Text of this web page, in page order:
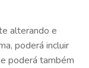
alterando e
poderá incluir
poderá também